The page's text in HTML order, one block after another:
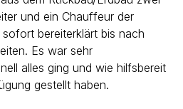
und ein Chauffeur der
bereiterklärt bis nach
Es war sehr
alles ging und wie hilfsbereit
gestellt haben.